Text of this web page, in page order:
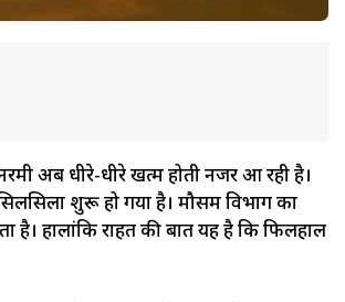
अब धीरे-धीरे खत्म होती नजर आ रही है।
शुरू हो गया है। मौसम विभाग का
हालांकि राहत की बात यह है कि फिलहाल